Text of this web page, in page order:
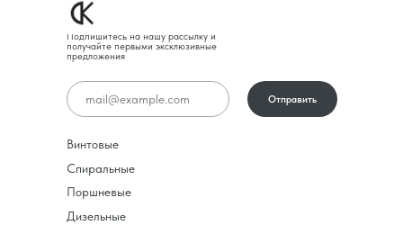
Подпишитесь на нашу рассылку и
получайте первыми эксклюзивные
предложения
Винтовые
Спиральные
Поршневые
Дизельные
Отправить